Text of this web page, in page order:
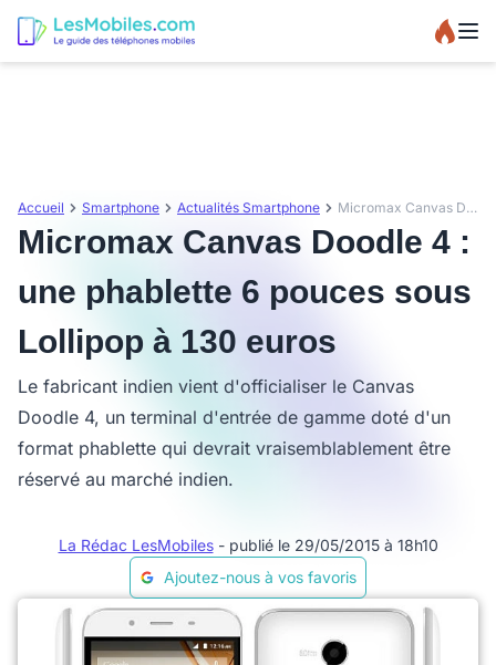
Accueil Smartphone Actualités Smartphone Micromax Canvas Doodle 4 : une phablette 6 pouces sous Lollipop à 130 euros
Micromax Canvas Doodle 4 :
une phablette 6 pouces sous
Lollipop à 130 euros
Le fabricant indien vient d'officialiser le Canvas
Doodle 4, un terminal d'entrée de gamme doté d'un
format phablette qui devrait vraisemblablement être
réservé au marché indien.
La Rédac LesMobiles - publié le 29/05/2015 à 18h10
Ajoutez-nous à vos favoris